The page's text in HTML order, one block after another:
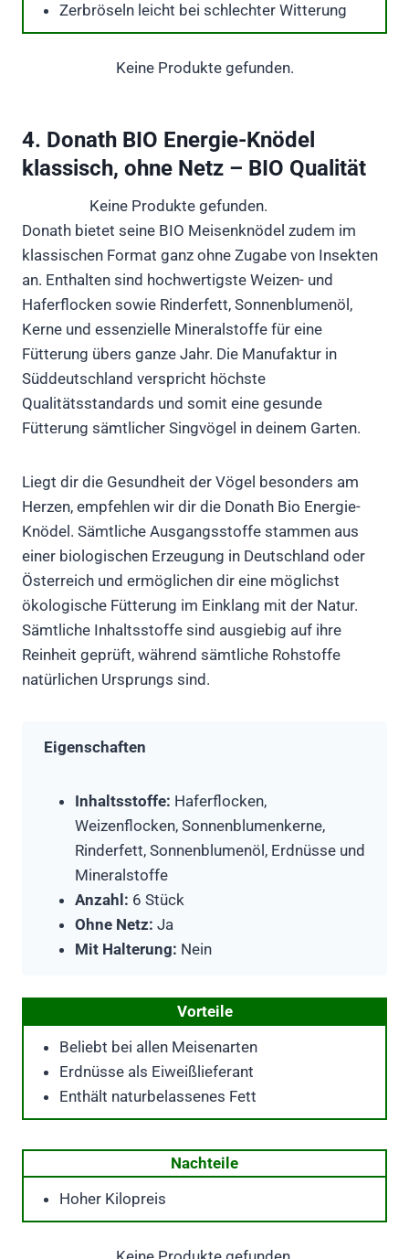
Zerbröseln leicht bei schlechter Witterung
Keine Produkte gefunden.
4. Donath BIO Energie-Knödel
klassisch, ohne Netz – BIO Qualität
Keine Produkte gefunden.
Donath bietet seine BIO Meisenknödel zudem im
klassischen Format ganz ohne Zugabe von Insekten
an. Enthalten sind hochwertigste Weizen- und
Haferflocken sowie Rinderfett, Sonnenblumenöl,
Kerne und essenzielle Mineralstoffe für eine
Fütterung übers ganze Jahr. Die Manufaktur in
Süddeutschland verspricht höchste
Qualitätsstandards und somit eine gesunde
Fütterung sämtlicher Singvögel in deinem Garten.
Liegt dir die Gesundheit der Vögel besonders am
Herzen, empfehlen wir dir die Donath Bio Energie-
Knödel. Sämtliche Ausgangsstoffe stammen aus
einer biologischen Erzeugung in Deutschland oder
Österreich und ermöglichen dir eine möglichst
ökologische Fütterung im Einklang mit der Natur.
Sämtliche Inhaltsstoffe sind ausgiebig auf ihre
Reinheit geprüft, während sämtliche Rohstoffe
natürlichen Ursprungs sind.
Eigenschaften
Inhaltsstoffe: Haferflocken,
Weizenflocken, Sonnenblumenkerne,
Rinderfett, Sonnenblumenöl, Erdnüsse und
Mineralstoffe
Anzahl: 6 Stück
Ohne Netz: Ja
Mit Halterung: Nein
Vorteile
Beliebt bei allen Meisenarten
Erdnüsse als Eiweißlieferant
Enthält naturbelassenes Fett
Nachteile
Hoher Kilopreis